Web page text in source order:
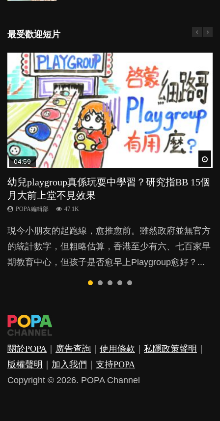
最受歡迎短片
04:59
幼兒playgroup真係玩耍中學習？研究指BB 15個
月大前上堂不見效果
POPA編輯部 47.1K
現今小朋友的起跑線，愈推愈前。雖然政府並無官方
的統計數字，但粗略估算，香港至少有六、七百家早
期教育中心，但孩子是否愈早上Playgroup愈好？...
03:39
幼稚園遊戲課 如何刺激幼兒自發學習取代獎勵
與懲罰？
POPA編輯部 33.1K
由美國學者所創的 tools of the mind 課程，學生以遊
戲方式學習，學術能力和自制能力亦明顯比其他小朋
友優勝，到底這課程有何特別之處？...
03:02
老公患產後憂鬱症對BB的影響
POPA編輯部 15.9K
鬱，影響日常生活，嚴重的甚至會有自殺，或傷害小
朋友的念頭。但為何爸爸患上產後抑鬱往往難以察
覺？...
04:06
全職好？在職好？｜全職媽媽與在職媽媽的壓
力與價值
POPA編輯部 25.8K
許多媽媽心底可能都有一刻掙扎過：究竟全職好，還
是在職好。雖說每個家庭都有自己的獨特狀況和考慮
因素，但原來全職和在職媽媽所養育的子女其實都各
03:41
BB口腔期乜都放入口，父母該制止還是放手？
POPA編輯部 25.5K
成吮手指的習慣，大個就很難戒，但原來一刀切阻止
他們放東西入口，隨時會影響孩子的身心發展？...
關於POPA ｜ 廣告查詢 ｜ 使用條款 ｜ 私隱政策聲明 ｜
版權聲明 ｜ 加入我們 ｜ 支持POPA
Copyright © 2026. POPA Channel